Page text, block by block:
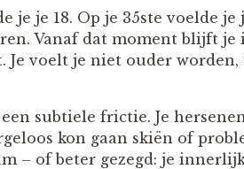
je je 18. Op je 35ste voelde
Vanaf dat moment blijft
Je voelt je niet ouder
subtiele frictie. Je
kon gaan skiën of
– of beter gezegd: je